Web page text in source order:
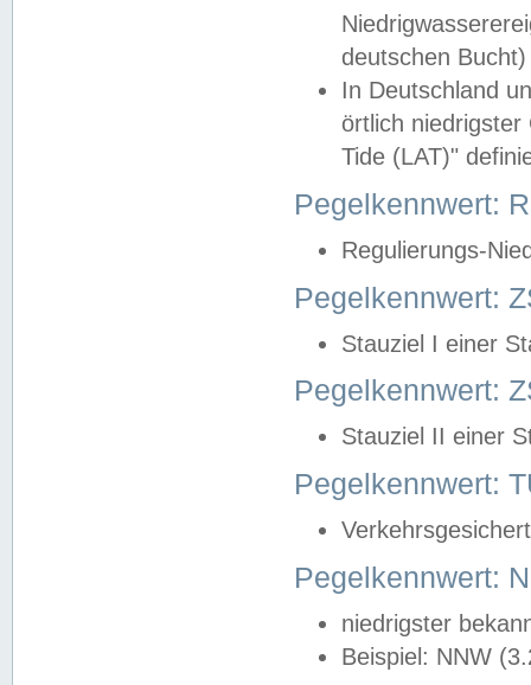
deutschen
In Deutschland
örtlich
Tide (LAT)"
Pegelkennwert:
Regulierungs-
Pegelkennwert:
Stauziel I einer
Pegelkennwert:
Stauziel II einer
Pegelkennwert:
Pegelkennwert:
niedrigster
Beispiel: NNW